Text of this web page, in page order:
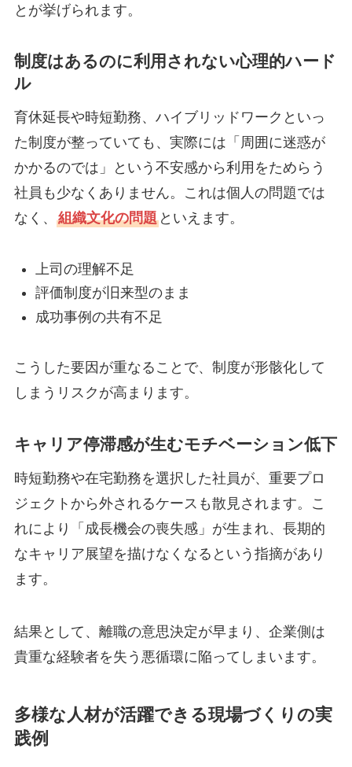
とが挙げられます。
制度はあるのに利用されない心理的ハード
ル
育休延長や時短勤務、ハイブリッドワークといっ
た制度が整っていても、実際には「周囲に迷惑が
かかるのでは」という不安感から利用をためらう
社員も少なくありません。これは個人の問題では
なく、 組織文化の問題といえます。
上司の理解不足
評価制度が旧来型のまま
成功事例の共有不足
こうした要因が重なることで、制度が形骸化して
しまうリスクが高まります。
キャリア停滞感が生むモチベーション低下
時短勤務や在宅勤務を選択した社員が、重要プロ
ジェクトから外されるケースも散見されます。こ
れにより「成長機会の喪失感」が生まれ、長期的
なキャリア展望を描けなくなるという指摘があり
ます。
結果として、離職の意思決定が早まり、企業側は
貴重な経験者を失う悪循環に陥ってしまいます。
多様な人材が活躍できる現場づくりの実
践例